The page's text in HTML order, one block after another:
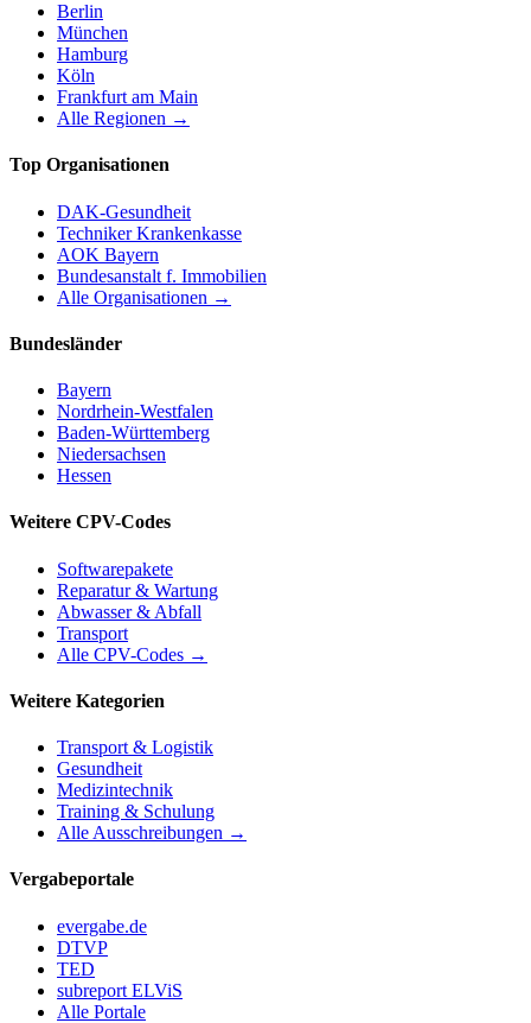
Berlin
München
Hamburg
Köln
Frankfurt am Main
Alle Regionen →
Top Organisationen
DAK-Gesundheit
Techniker Krankenkasse
AOK Bayern
Bundesanstalt f. Immobilien
Alle Organisationen →
Bundesländer
Bayern
Nordrhein-Westfalen
Baden-Württemberg
Niedersachsen
Hessen
Weitere CPV-Codes
Softwarepakete
Reparatur & Wartung
Abwasser & Abfall
Transport
Alle CPV-Codes →
Weitere Kategorien
Transport & Logistik
Gesundheit
Medizintechnik
Training & Schulung
Alle Ausschreibungen →
Vergabeportale
evergabe.de
DTVP
TED
subreport ELViS
Alle Portale